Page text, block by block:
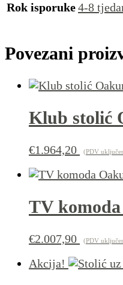
Rok isporuke4-8
Povezani
Klub stolić
€1.964,20 (PDV
TV
€2.007,90 (PDV
Akcija!